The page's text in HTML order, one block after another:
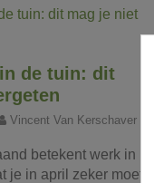
de tuin: dit
Vincent Van Kerschaver
betekent werk in
je in april zeker moet